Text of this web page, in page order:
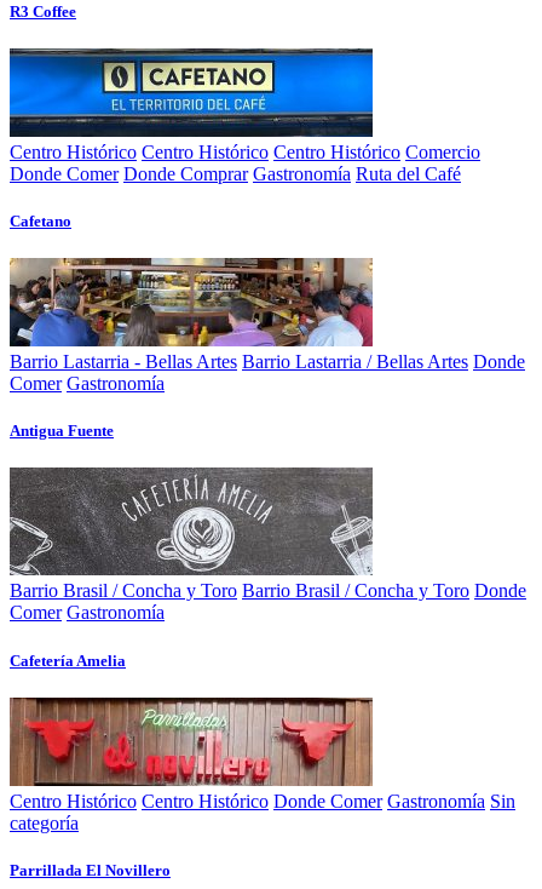
R3 Coffee
Centro Histórico Centro Histórico Centro Histórico Comercio
Donde Comer Donde Comprar Gastronomía Ruta del Café
Cafetano
Barrio Lastarria - Bellas Artes Barrio Lastarria / Bellas Artes Donde
Comer Gastronomía
Antigua Fuente
Barrio Brasil / Concha y Toro Barrio Brasil / Concha y Toro Donde
Comer Gastronomía
Cafetería Amelia
Centro Histórico Centro Histórico Donde Comer Gastronomía Sin
categoría
Parrillada El Novillero